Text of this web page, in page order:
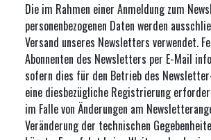
Die im Rahmen einer Anmeldung zum
personenbezogenen Daten werden
Versand unseres Newsletters verwendet.
Abonnenten des Newsletters per E-Mail
sofern dies für den Betrieb des
eine diesbezügliche Registrierung
im Falle von Änderungen am
Veränderung der technischen